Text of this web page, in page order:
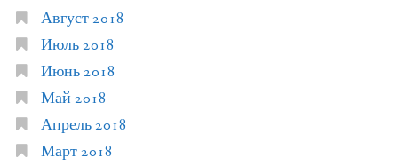
Август 2018
Июль 2018
Июнь 2018
Май 2018
Апрель 2018
Март 2018